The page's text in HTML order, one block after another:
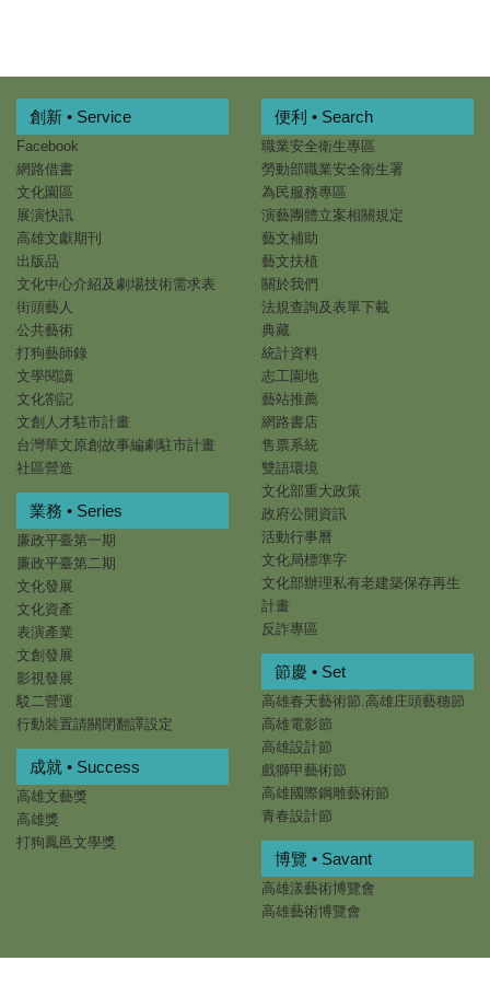
創新 • Service
Facebook
網路借書
文化園區
展演快訊
高雄文獻期刊
出版品
文化中心介紹及劇場技術需求表
街頭藝人
公共藝術
打狗藝師錄
文學閱讀
文化劄記
文創人才駐市計畫
台灣華文原創故事編劇駐市計畫
社區營造
便利 • Search
職業安全衛生專區
勞動部職業安全衛生署
為民服務專區
演藝團體立案相關規定
藝文補助
藝文扶植
關於我們
法規查詢及表單下載
典藏
統計資料
志工園地
藝站推薦
網路書店
售票系統
雙語環境
文化部重大政策
政府公開資訊
活動行事曆
文化局標準字
文化部辦理私有老建築保存再生
計畫
反詐專區
業務 • Series
廉政平臺第一期
廉政平臺第二期
文化發展
文化資產
表演產業
文創發展
影視發展
駁二營運
行動裝置請關閉翻譯設定
節慶 • Set
高雄春天藝術節.高雄庄頭藝穗節
高雄電影節
高雄設計節
戲獅甲藝術節
高雄國際鋼雕藝術節
青春設計節
成就 • Success
高雄文藝獎
高雄獎
打狗鳳邑文學獎
博覽 • Savant
高雄漾藝術博覽會
高雄藝術博覽會